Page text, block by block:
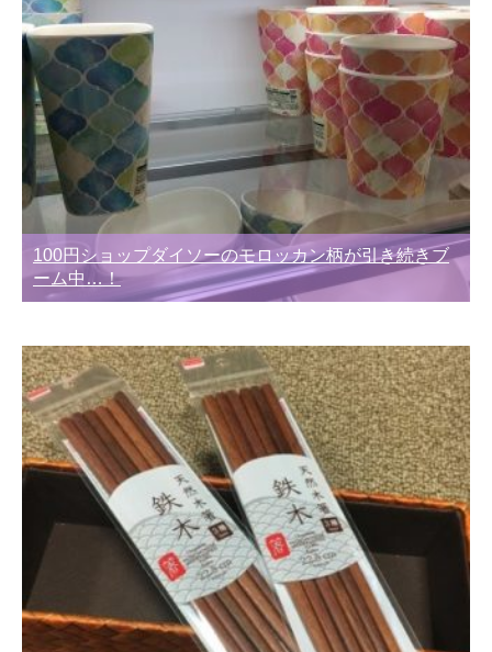
100円ショップダイソーのモロッカン柄が引き続きブ
ーム中…！